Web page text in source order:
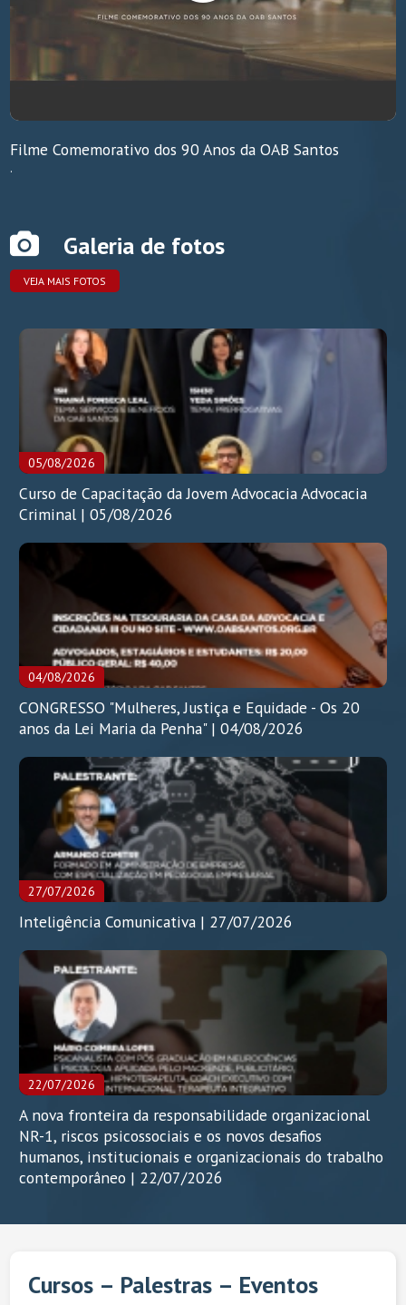
Filme Comemorativo dos 90 Anos da OAB Santos
.
Galeria de fotos
VEJA MAIS FOTOS
05/08/2026
Curso de Capacitação da Jovem Advocacia Advocacia
Criminal | 05/08/2026
04/08/2026
CONGRESSO "Mulheres, Justiça e Equidade - Os 20
anos da Lei Maria da Penha" | 04/08/2026
27/07/2026
Inteligência Comunicativa | 27/07/2026
22/07/2026
A nova fronteira da responsabilidade organizacional
NR-1, riscos psicossociais e os novos desafios
humanos, institucionais e organizacionais do trabalho
contemporâneo | 22/07/2026
Cursos – Palestras – Eventos